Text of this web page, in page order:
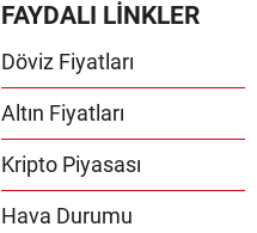
FAYDALI LİNKLER
Döviz Fiyatları
Altın Fiyatları
Kripto Piyasası
Hava Durumu